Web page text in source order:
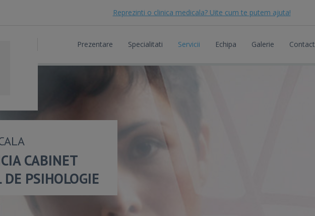
Reprezinti o clinica medicala? Uite cum te putem ajuta!
Prezentare Specialitati Servicii Echipa Galerie Contact
CABINET
PSIHOLOGIE